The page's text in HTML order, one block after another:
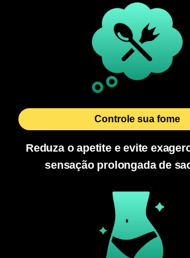
Controle sua fome
Reduza o apetite e evite
sensação prolongada de